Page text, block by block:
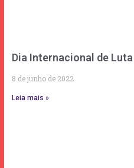
Dia Internacional de
8 de junho de 2022
Leia mais »